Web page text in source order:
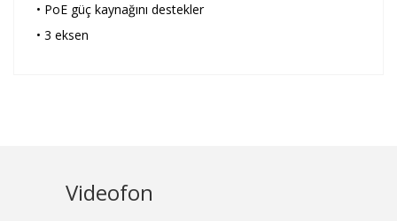
• PoE güç kaynağını destekler
• 3 eksen
Videofon